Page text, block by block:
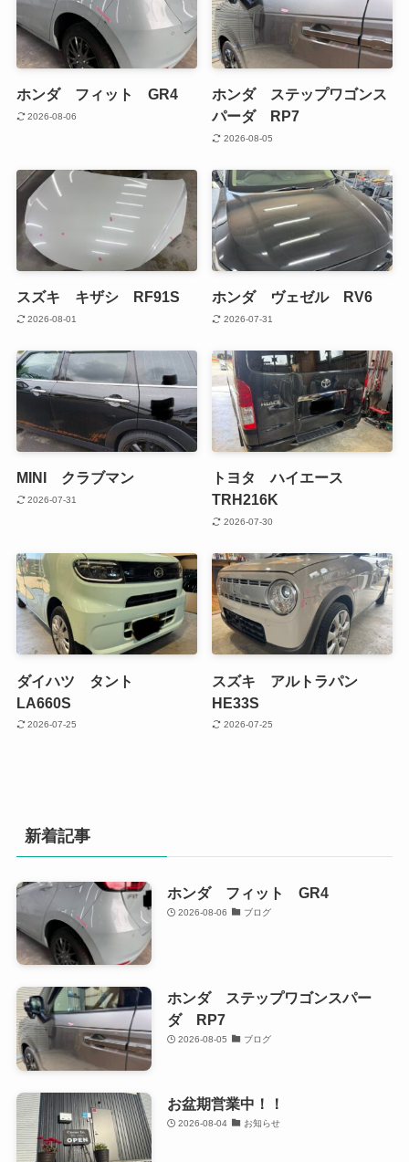
ホンダ フィット GR4
2026-08-06
ホンダ ステップワゴンス
パーダ RP7
2026-08-05
スズキ キザシ RF91S
2026-08-01
ホンダ ヴェゼル RV6
2026-07-31
MINI クラブマン
2026-07-31
トヨタ ハイエース
TRH216K
2026-07-30
ダイハツ タント
LA660S
2026-07-25
スズキ アルトラパン
HE33S
2026-07-25
新着記事
ホンダ フィット GR4
2026-08-06 ブログ
ホンダ ステップワゴンスパー
ダ RP7
2026-08-05 ブログ
お盆期営業中！！
2026-08-04 お知らせ